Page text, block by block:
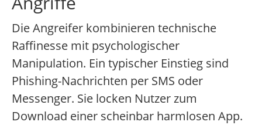
Die Angreifer kombinieren technische
Raffinesse mit psychologischer
Manipulation. Ein typischer Einstieg sind
Phishing-Nachrichten per SMS oder
Messenger. Sie locken Nutzer zum
Download einer scheinbar harmlosen App.